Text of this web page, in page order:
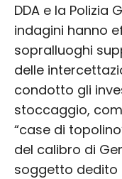
DDA e la Polizia
indagini hanno
sopralluoghi
delle
condotto gli
stoccaggio,
“case di
del calibro di
soggetto dedito